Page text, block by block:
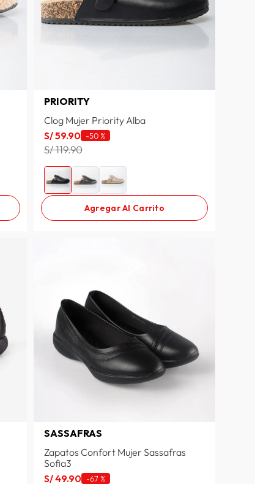
PRIORITY
Clog Mujer Priority Alba
S/59.90 -50 %
S/ 119.90
Agregar Al Carrito
SASSAFRAS
Zapatos Confort Mujer Sassafras
Sofia3
S/49.90 -67 %